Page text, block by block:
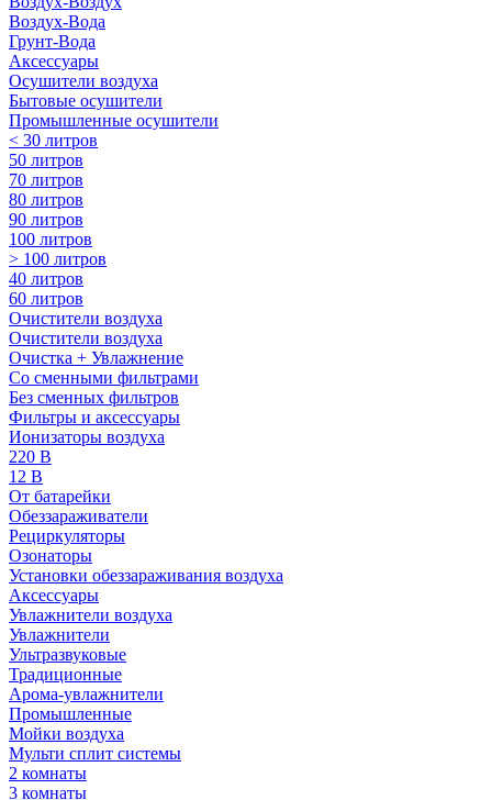
Воздух-Вода
Грунт-Вода
Аксессуары
Осушители воздуха
Бытовые осушители
Промышленные осушители
< 30 литров
50 литров
70 литров
80 литров
90 литров
100 литров
> 100 литров
40 литров
60 литров
Очистители воздуха
Очистители воздуха
Очистка + Увлажнение
Cо сменными фильтрами
Без сменных фильтров
Фильтры и аксессуары
Ионизаторы воздуха
220 В
12 В
От батарейки
Обеззараживатели
Рециркуляторы
Озонаторы
Установки обеззараживания воздуха
Аксессуары
Увлажнители воздуха
Увлажнители
Ультразвуковые
Традиционные
Арома-увлажнители
Промышленные
Мойки воздуха
Мульти сплит системы
2 комнаты
3 комнаты